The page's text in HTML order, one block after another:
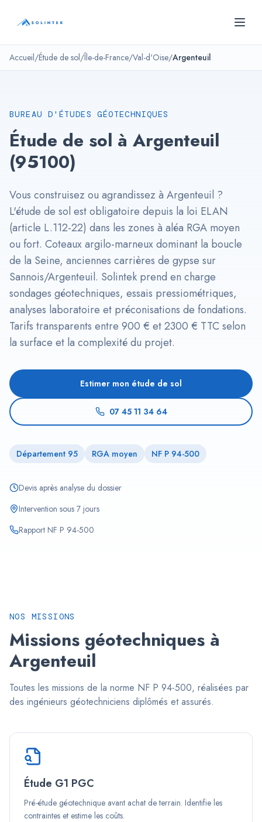
SOLINTEK- Bureau d'études géotechniques
Accueil/Étude de sol/Île-de-France/Val-d'Oise/Argenteuil
BUREAU D'ÉTUDES GÉOTECHNIQUES
Étude de sol à Argenteuil
(95100)
Vous construisez ou agrandissez à Argenteuil ?
L'étude de sol est obligatoire depuis la loi ELAN
(article L.112-22) dans les zones à aléa RGA moyen
ou fort. Coteaux argilo-marneux dominant la boucle
de la Seine, anciennes carrières de gypse sur
Sannois/Argenteuil. Solintek prend en charge
sondages géotechniques, essais pressiométriques,
analyses laboratoire et préconisations de fondations.
Tarifs transparents entre 900 € et 2300 € TTC selon
la surface et la complexité du projet.
Estimer mon étude de sol
07 45 11 34 64
Département 95 RGA moyen NF P 94-500
Devis après analyse du dossier
Intervention sous 7 jours
Rapport NF P 94-500
NOS MISSIONS
Missions géotechniques à
Argenteuil
Toutes les missions de la norme NF P 94-500, réalisées par
des ingénieurs géotechniciens diplômés et assurés.
Étude G1 PGC
Pré-étude géotechnique avant achat de terrain. Identifie les
contraintes et estime les coûts.